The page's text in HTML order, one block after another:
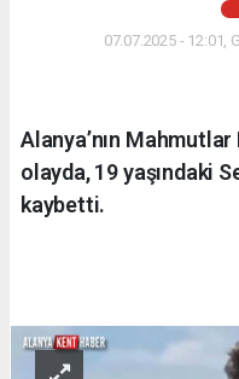
07.07.2025 - 12:01,
Alanya’nın
olayda, 19 yaşındaki
kaybetti.